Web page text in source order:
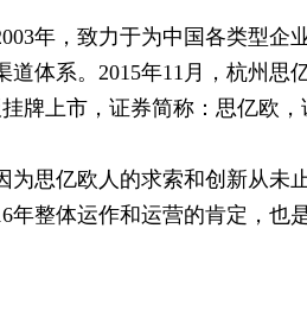
年，致力于为中国各类型
道体系。2015年11月，杭州
牌上市，证券简称：思亿欧
思亿欧人的求索和创新从
年整体运作和运营的肯定，